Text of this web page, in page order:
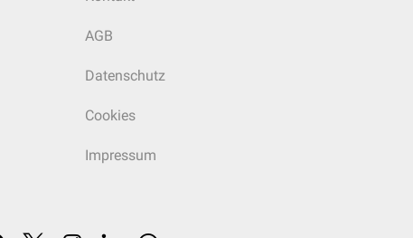
AGB
Datenschutz
Cookies
Impressum